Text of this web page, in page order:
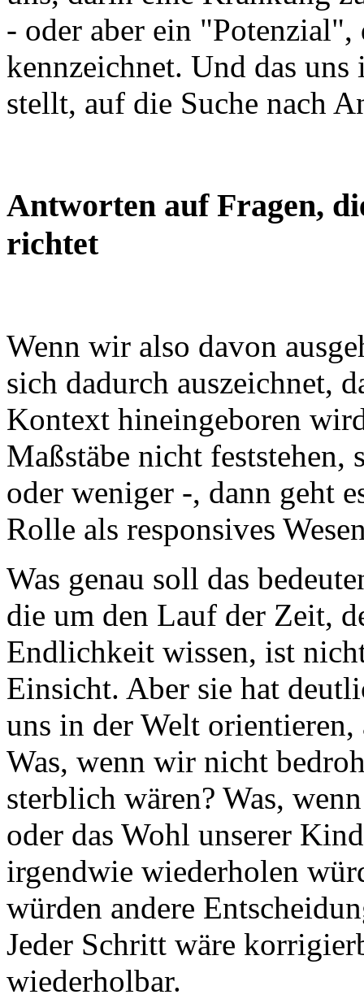
- oder aber ein "Potenzial",
kennzeichnet. Und das
stellt, auf die Suche nach
Antworten auf Fragen,
richtet
Wenn wir also davon
sich dadurch auszeichnet,
Kontext hineingeboren
Maßstäbe nicht feststehen,
oder weniger -, dann geht
Rolle als responsives
Was genau soll das
die um den Lauf der Zeit,
Endlichkeit wissen, ist
Einsicht. Aber sie hat
uns in der Welt
Was, wenn wir nicht
sterblich wären? Was,
oder das Wohl unserer
irgendwie wiederholen
würden andere
Jeder Schritt wäre
wiederholbar.